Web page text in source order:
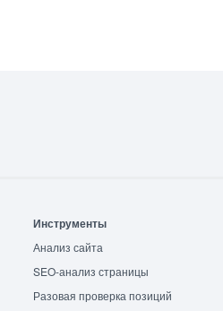
Инструменты
Анализ сайта
SEO-анализ страницы
Разовая проверка позиций